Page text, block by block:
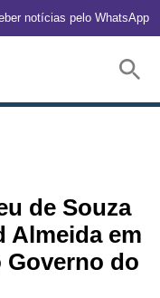
notícias pelo WhatsApp
de Souza
Almeida em
do